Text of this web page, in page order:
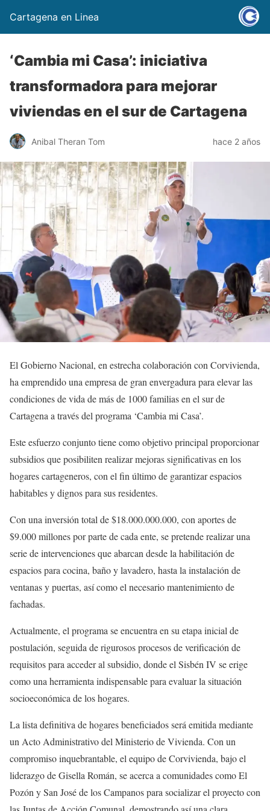
Cartagena en Linea
‘Cambia mi Casa’: iniciativa
transformadora para mejorar
viviendas en el sur de Cartagena
Anibal Theran Tom hace 2 años
El Gobierno Nacional, en estrecha colaboración con Corvivienda,
ha emprendido una empresa de gran envergadura para elevar las
condiciones de vida de más de 1000 familias en el sur de
Cartagena a través del programa ‘Cambia mi Casa’.
Este esfuerzo conjunto tiene como objetivo principal proporcionar
subsidios que posibiliten realizar mejoras significativas en los
hogares cartageneros, con el fin último de garantizar espacios
habitables y dignos para sus residentes.
Con una inversión total de $18.000.000.000, con aportes de
$9.000 millones por parte de cada ente, se pretende realizar una
serie de intervenciones que abarcan desde la habilitación de
espacios para cocina, baño y lavadero, hasta la instalación de
ventanas y puertas, así como el necesario mantenimiento de
fachadas.
Actualmente, el programa se encuentra en su etapa inicial de
postulación, seguida de rigurosos procesos de verificación de
requisitos para acceder al subsidio, donde el Sisbén IV se erige
como una herramienta indispensable para evaluar la situación
socioeconómica de los hogares.
La lista definitiva de hogares beneficiados será emitida mediante
un Acto Administrativo del Ministerio de Vivienda. Con un
compromiso inquebrantable, el equipo de Corvivienda, bajo el
liderazgo de Gisella Román, se acerca a comunidades como El
Pozón y San José de los Campanos para socializar el proyecto con